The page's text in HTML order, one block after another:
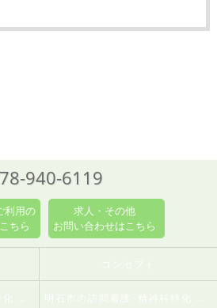
940-6119
利用の
ちら
求人・その他
お問い合わせはこちら